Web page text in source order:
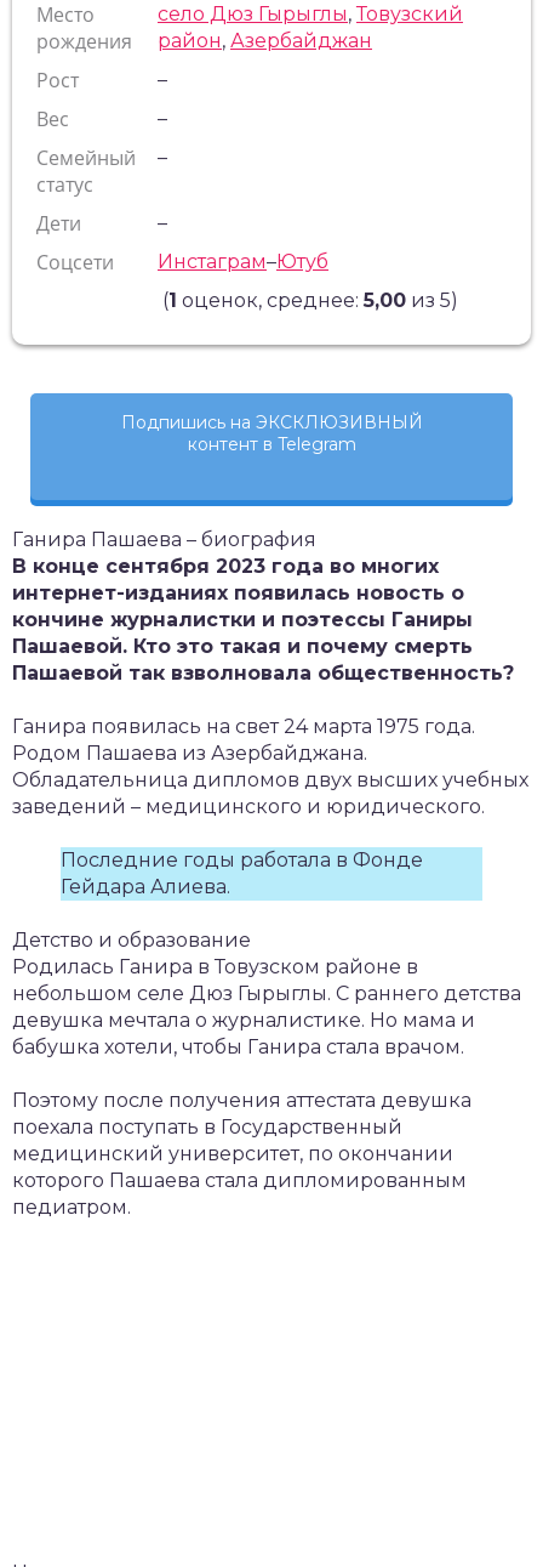
Место
рождения
село Дюз Гырыглы,Товузский
район, Азербайджан
Рост –
Вес –
Семейный
статус
–
Дети –
Соцсети Инстаграм–Ютуб
(1 оценок, среднее:5,00 из 5)
Подпишись на ЭКСКЛЮЗИВНЫЙ
контент в Telegram
Ганира Пашаева – биография
В конце сентября 2023 года во многих
интернет-изданиях появилась новость о
кончине журналистки и поэтессы Ганиры
Пашаевой. Кто это такая и почему смерть
Пашаевой так взволновала общественность?
Ганира появилась на свет 24 марта 1975 года.
Родом Пашаева из Азербайджана.
Обладательница дипломов двух высших учебных
заведений – медицинского и юридического.
Последние годы работала в Фонде
Гейдара Алиева.
Детство и образование
Родилась Ганира в Товузском районе в
небольшом селе Дюз Гырыглы. С раннего детства
девушка мечтала о журналистике. Но мама и
бабушка хотели, чтобы Ганира стала врачом.
Поэтому после получения аттестата девушка
поехала поступать в Государственный
медицинский университет, по окончании
которого Пашаева стала дипломированным
педиатром.